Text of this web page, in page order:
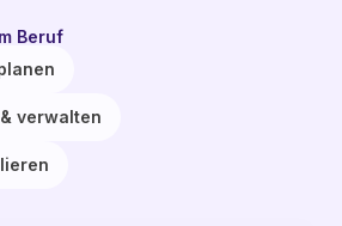
Beruf
verwalten